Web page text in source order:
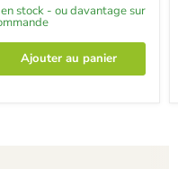
Ajouter au panier